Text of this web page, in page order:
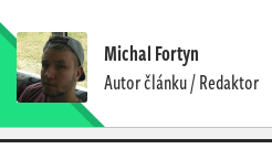
Michal Fortyn
Autor článku / Redaktor